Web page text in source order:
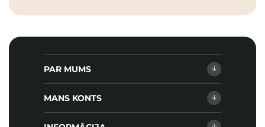
PAR MUMS
MANS KONTS